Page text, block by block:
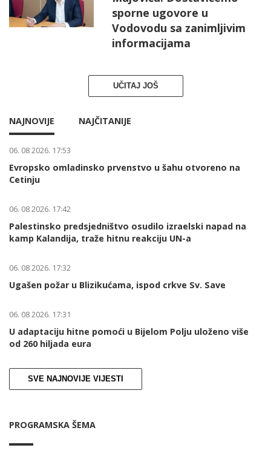
sporne ugovore u
Vodovodu sa zanimljivim
informacijama
UČITAJ JOŠ
NAJNOVIJE NAJČITANIJE
06. 08 2026. 17:53
Evropsko omladinsko prvenstvo u šahu otvoreno na
Cetinju
06. 08 2026. 17:42
Palestinsko predsjedništvo osudilo izraelski napad na
kamp Kalandija, traže hitnu reakciju UN-a
06. 08 2026. 17:32
Ugašen požar u Blizikućama, ispod crkve Sv. Save
06. 08 2026. 17:31
U adaptaciju hitne pomoći u Bijelom Polju uloženo više
od 260 hiljada eura
SVE NAJNOVIJE VIJESTI
PROGRAMSKA ŠEMA